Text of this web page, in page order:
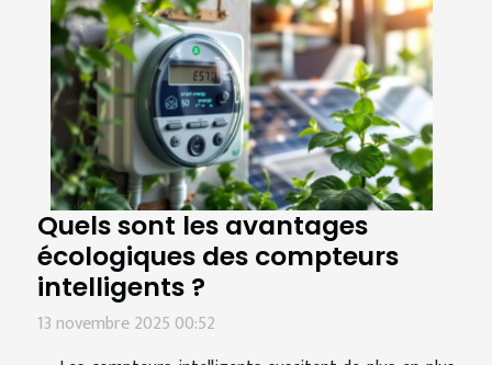
Quels sont les avantages
écologiques des compteurs
intelligents ?
13 novembre 2025 00:52